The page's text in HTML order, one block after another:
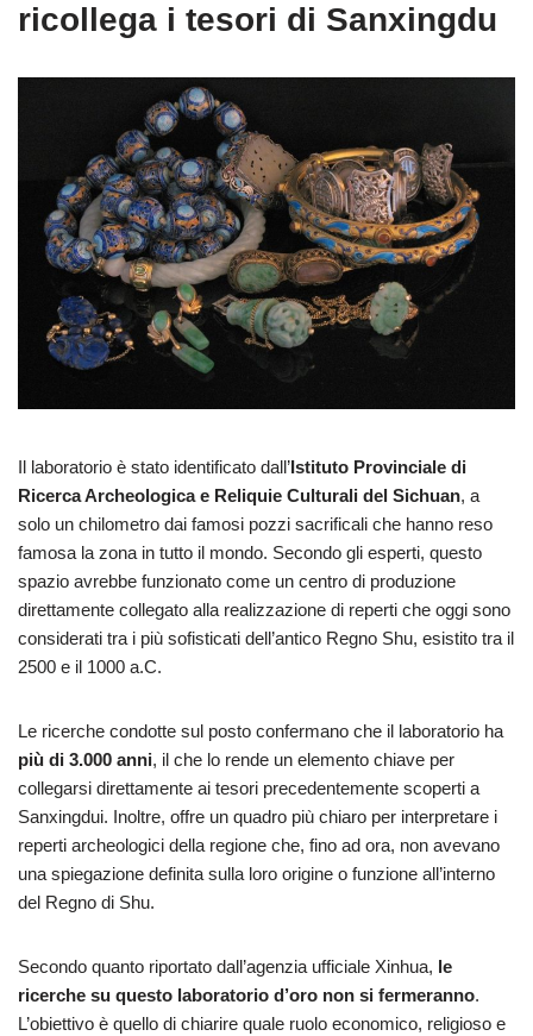
ricollega i tesori di Sanxingdu
Il laboratorio è stato identificato dall’Istituto Provinciale di
Ricerca Archeologica e Reliquie Culturali del Sichuan, a
solo un chilometro dai famosi pozzi sacrificali che hanno reso
famosa la zona in tutto il mondo. Secondo gli esperti, questo
spazio avrebbe funzionato come un centro di produzione
direttamente collegato alla realizzazione di reperti che oggi sono
considerati tra i più sofisticati dell’antico Regno Shu, esistito tra il
2500 e il 1000 a.C.
Le ricerche condotte sul posto confermano che il laboratorio ha
più di 3.000 anni, il che lo rende un elemento chiave per
collegarsi direttamente ai tesori precedentemente scoperti a
Sanxingdui. Inoltre, offre un quadro più chiaro per interpretare i
reperti archeologici della regione che, fino ad ora, non avevano
una spiegazione definita sulla loro origine o funzione all’interno
del Regno di Shu.
Secondo quanto riportato dall’agenzia ufficiale Xinhua, le
ricerche su questo laboratorio d’oro non si fermeranno.
L’obiettivo è quello di chiarire quale ruolo economico, religioso e